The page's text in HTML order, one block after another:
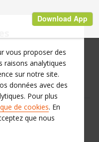
au
vous proposer des
raisons analytiques
sur notre site.
données avec des
Pour plus
de cookies. En
que nous